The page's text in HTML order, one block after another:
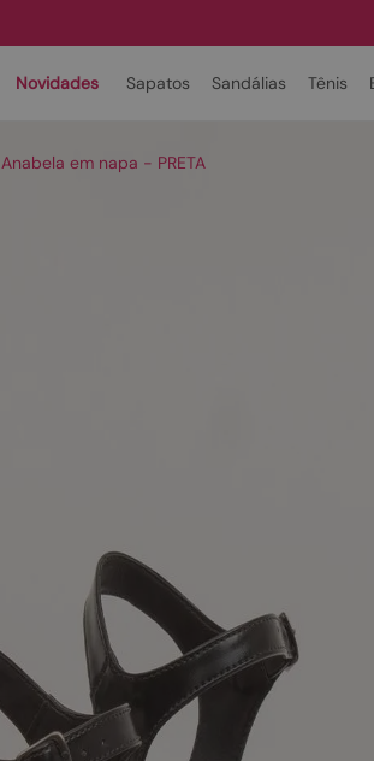
Novidades Sapatos Sandálias Tênis
Anabela em napa - PRETA